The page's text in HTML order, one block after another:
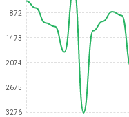
872
1473
2074
2675
3276